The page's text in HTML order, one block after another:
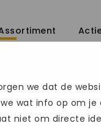
we dat de
wat info op om
niet om directe